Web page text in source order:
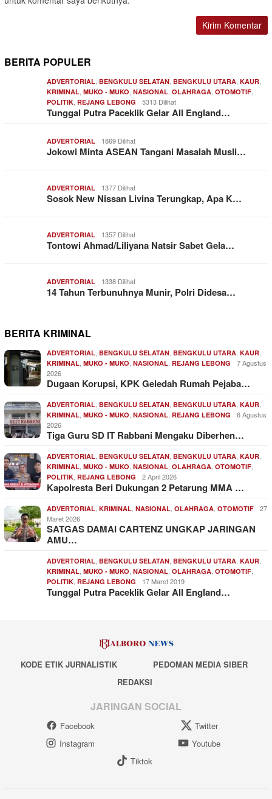
BERITA POPULER
ADVERTORIAL BENGKULU SELATAN BENGKULU UTARA KAUR
KRIMINAL MUKO - MUKO NASIONAL OLAHRAGA OTOMOTIF
POLITIK REJANG LEBONG 5313 Dilihat
Tunggal Putra Paceklik Gelar All England…
ADVERTORIAL 1869 Dilihat
Jokowi Minta ASEAN Tangani Masalah Musli…
ADVERTORIAL 1377 Dilihat
Sosok New Nissan Livina Terungkap, Apa K…
ADVERTORIAL 1357 Dilihat
Tontowi Ahmad/Liliyana Natsir Sabet Gela…
ADVERTORIAL 1338 Dilihat
14 Tahun Terbunuhnya Munir, Polri Didesa…
BERITA KRIMINAL
ADVERTORIAL BENGKULU SELATAN BENGKULU UTARA KAUR
KRIMINAL MUKO - MUKO NASIONAL REJANG LEBONG
7 Agustus
2026
Dugaan Korupsi, KPK Geledah Rumah Pejaba…
ADVERTORIAL BENGKULU SELATAN BENGKULU UTARA KAUR
KRIMINAL MUKO - MUKO NASIONAL REJANG LEBONG
6 Agustus
2026
Tiga Guru SD IT Rabbani Mengaku Diberhen…
ADVERTORIAL BENGKULU SELATAN BENGKULU UTARA KAUR
KRIMINAL MUKO - MUKO NASIONAL OLAHRAGA OTOMOTIF
POLITIK REJANG LEBONG 2 April 2026
Kapolresta Beri Dukungan 2 Petarung MMA …
ADVERTORIAL KRIMINAL NASIONAL OLAHRAGA OTOMOTIF
27
Maret 2026
SATGAS DAMAI CARTENZ UNGKAP JARINGAN
AMU…
ADVERTORIAL BENGKULU SELATAN BENGKULU UTARA KAUR
KRIMINAL MUKO - MUKO NASIONAL OLAHRAGA OTOMOTIF
POLITIK REJANG LEBONG 17 Maret 2019
Tunggal Putra Paceklik Gelar All England…
KODE ETIK JURNALISTIK
PEDOMAN MEDIA SIBER
REDAKSI
JARINGAN SOCIAL
Facebook
Twitter
Instagram
Youtube
Tiktok